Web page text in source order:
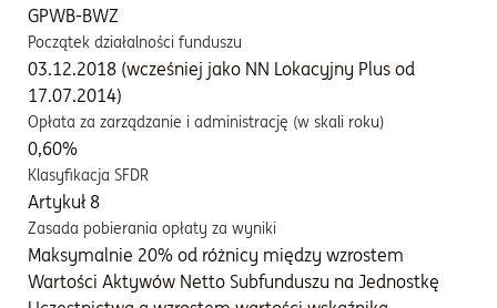
GPWB-BWZ
Początek działalności funduszu
03.12.2018 (wcześniej jako NN Lokacyjny Plus od
17.07.2014)
Opłata za zarządzanie i administrację (w skali roku)
0,60%
Klasyfikacja SFDR
Artykuł 8
Zasada pobierania opłaty za wyniki
Maksymalnie 20% od różnicy między wzrostem
Wartości Aktywów Netto Subfunduszu na Jednostkę